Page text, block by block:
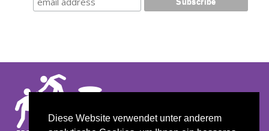
Diese Website verwendet unter anderem
Cookie policy
Disclaimer